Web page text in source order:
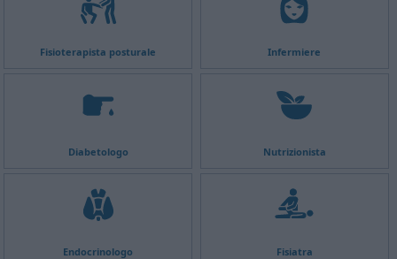
Fisioterapista posturale Infermiere
Diabetologo Nutrizionista
Endocrinologo Fisiatra